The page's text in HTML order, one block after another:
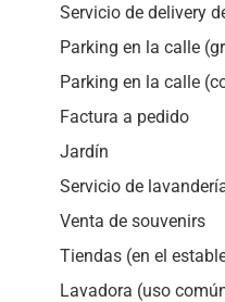
Servicio de delivery
Parking en la calle
Parking en la calle
Factura a pedido
Jardín
Servicio de
Venta de souvenirs
Tiendas (en el
Lavadora (uso